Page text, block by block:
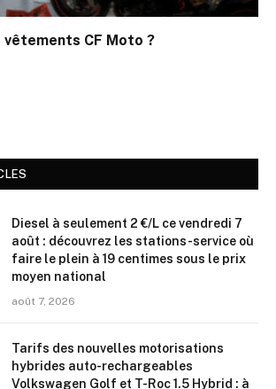
vêtements CF Moto ?
Diesel à seulement 2 €/L ce vendredi 7
août : découvrez les stations-service où
faire le plein à 19 centimes sous le prix
moyen national
août 7, 2026
Tarifs des nouvelles motorisations
hybrides auto-rechargeables
Volkswagen Golf et T-Roc 1.5 Hybrid : à